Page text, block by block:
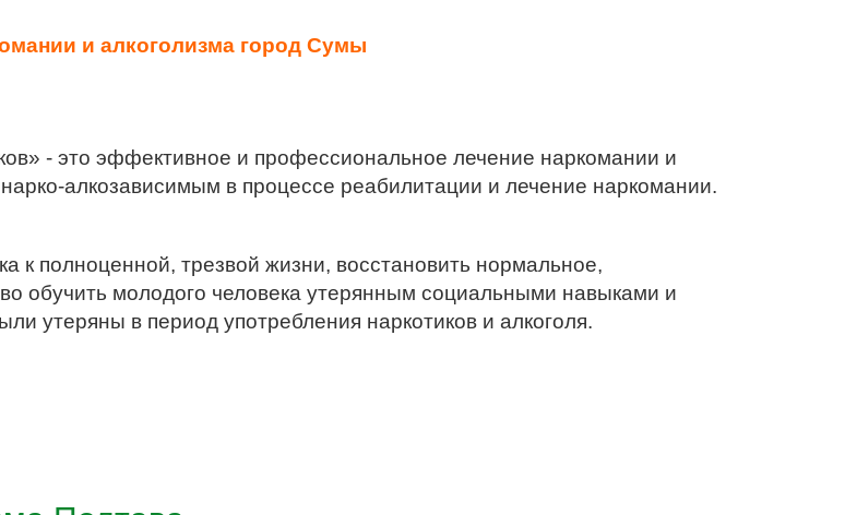
и алкоголизма город Сумы
- это эффективное и профессиональное лечение наркомании и
алкозависимым в процессе реабилитации и лечение наркомании.
к полноценной, трезвой жизни, восстановить нормальное,
обучить молодого человека утерянным социальными навыками и
утеряны в период употребления наркотиков и алкоголя.